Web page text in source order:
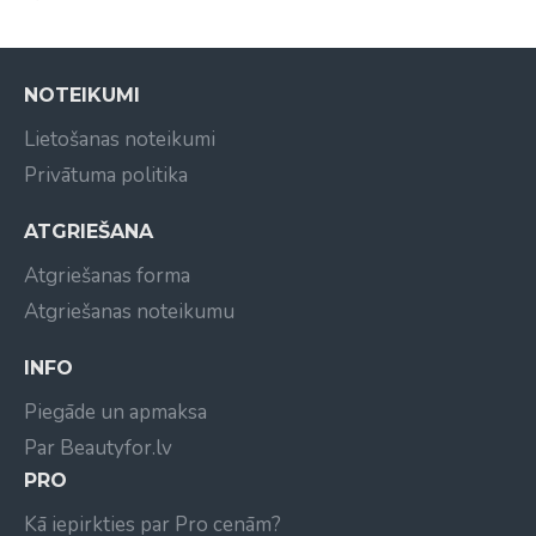
palīdz novērst izkrišanu.
barošanas spējas, kas piepilda matus ar dabisko
spīdumu un dzīvīgumu, ļauj nostiprināt mata
sīpoliņu, kas uzlabo mata struktūru visā garumā
un aktivizē tā augšanu.
Salvija- nostiprina matu sīpoliņus, aptur
un skaistākus. Salvija palīdz novērst matu lūšanu.
Keramika CHI 44- produkta dziļai iekļūšanai
NOTEIKUMI
Lietošanas noteikumi
Privātuma politika
ATGRIEŠANA
Atgriešanas forma
Atgriešanas noteikumu
INFO
Piegāde un apmaksa
Par Beautyfor.lv
PRO
Kā iepirkties par Pro cenām?